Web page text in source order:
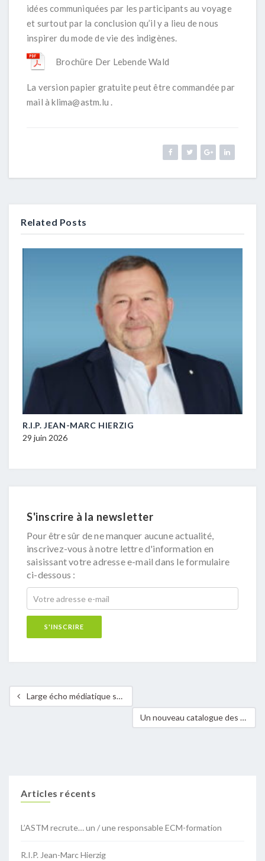
idées communiquées par les participants au voyage
et surtout par la conclusion qu’il y a lieu de nous
inspirer du mode de vie des indigènes.
Brochüre Der Lebende Wald
La version papier gratuite peut être commandée par
mail à klima@astm.lu .
Related Posts
R.I.P. JEAN-MARC HIERZIG
29 juin 2026
S'inscrire à la newsletter
Pour être sûr de ne manquer aucune actualité,
inscrivez-vous à notre lettre d'information en
saisissant votre adresse e-mail dans le formulaire
ci-dessous :
Large écho médiatique suite aux critiques faites à l’égard du Fonds de pension luxembourgeois
Un nouveau catalogue des cours de formation Nord/Sud
Articles récents
L’ASTM recrute… un / une responsable ECM-formation
R.I.P. Jean-Marc Hierzig